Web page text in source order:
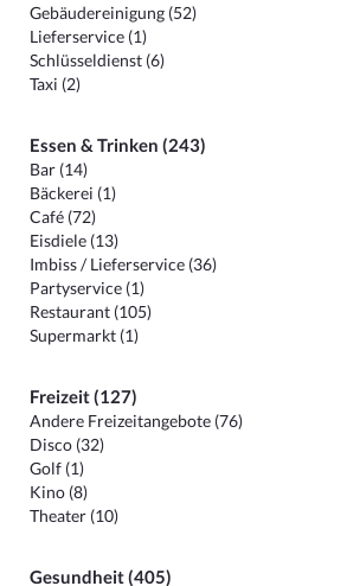
Gebäudereinigung (52)
Lieferservice (1)
Schlüsseldienst (6)
Taxi (2)
Essen & Trinken (243)
Bar (14)
Bäckerei (1)
Café (72)
Eisdiele (13)
Imbiss / Lieferservice (36)
Partyservice (1)
Restaurant (105)
Supermarkt (1)
Freizeit (127)
Andere Freizeitangebote (76)
Disco (32)
Golf (1)
Kino (8)
Theater (10)
Gesundheit (405)